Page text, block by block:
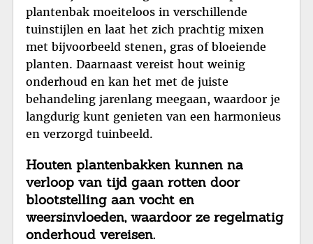
plantenbak moeiteloos in verschillende
tuinstijlen en laat het zich prachtig mixen
met bijvoorbeeld stenen, gras of bloeiende
planten. Daarnaast vereist hout weinig
onderhoud en kan het met de juiste
behandeling jarenlang meegaan, waardoor je
langdurig kunt genieten van een harmonieus
en verzorgd tuinbeeld.
Houten plantenbakken kunnen na
verloop van tijd gaan rotten door
blootstelling aan vocht en
weersinvloeden, waardoor ze regelmatig
onderhoud vereisen.